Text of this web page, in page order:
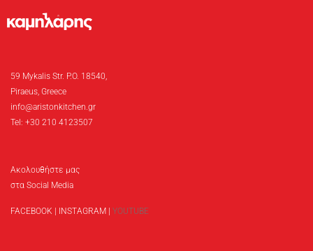
59 Mykalis Str. P.O. 18540,
Piraeus, Greece
info@aristonkitchen.gr
Tel: +30 210 4123507
Ακολουθήστε μας
στα Social Media
FACEBOOK | INSTAGRAM | YOUTUBE